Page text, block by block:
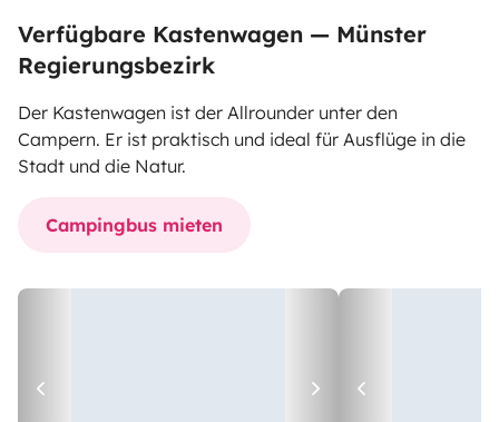
Verfügbare Kastenwagen — Münster
Regierungsbezirk
Der Kastenwagen ist der Allrounder unter den
Campern. Er ist praktisch und ideal für Ausflüge in die
Stadt und die Natur.
Campingbus mieten